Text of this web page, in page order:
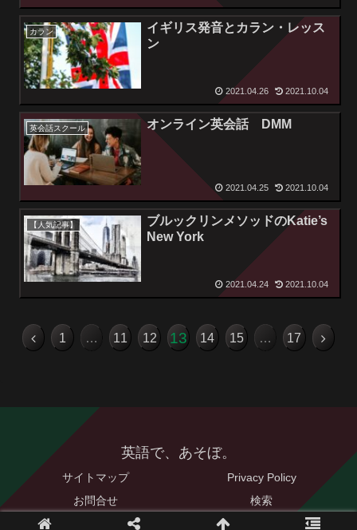
カラン
イギリス発音とカラン・レッス
ン
2021.04.26 2021.10.04
英会話スクール オンライン英会話 DMM
2021.04.25 2021.10.04
【人気記事】
ブルックリンメソッドのKatie’s
New York
2021.04.24 2021.10.04
1 … 11 12 13 14 15 … 17
英語で、あそぼ。
サイトマップ
Privacy Policy
お問合せ
検索